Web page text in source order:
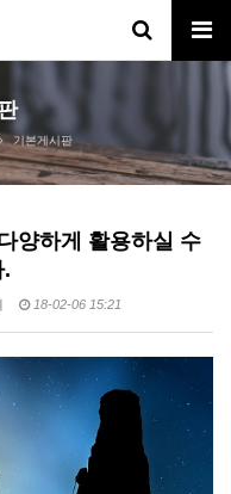
기본게시판
양하게 활용하실 수
.
18-02-06 15:21